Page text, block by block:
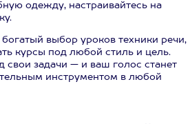
одежду, настраивайтесь на
выбор уроков техники речи,
курсы под любой стиль и цель.
свои задачи — и ваш голос станет
инструментом в любой